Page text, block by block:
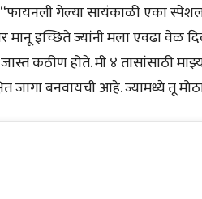
गेल्या सायंकाळी एका
मानू इच्छिते ज्यांनी मला एवढा वेळ
कठीण होते. मी ४ तासांसाठी
बनवायची आहे. ज्यामध्ये तू